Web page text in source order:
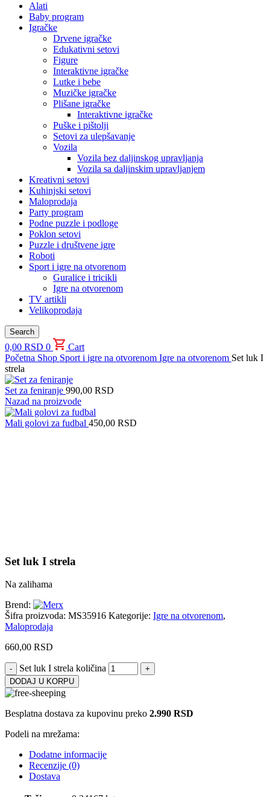
Alati
Baby program
Igračke
Drvene igračke
Edukativni setovi
Figure
Interaktivne igračke
Lutke i bebe
Muzičke igračke
Plišane igračke
Interaktivne igračke
Puške i pištolji
Setovi za ulepšavanje
Vozila
Vozila bez daljinskog upravljanja
Vozila sa daljinskim upravljanjem
Kreativni setovi
Kuhinjski setovi
Maloprodaja
Party program
Podne puzzle i podloge
Poklon setovi
Puzzle i društvene igre
Roboti
Sport i igre na otvorenom
Guralice i tricikli
Igre na otvorenom
TV artikli
Velikoprodaja
Search
0,00 RSD 0
Cart
Početna Shop Sport i igre na otvorenom Igre na otvorenom Set luk I
strela
Set za feniranje 990,00 RSD
Nazad na proizvode
Mali golovi za fudbal 450,00 RSD
Set luk I strela
Na zalihama
Brend:
Šifra proizvoda: MS35916 Kategorije: Igre na otvorenom,
Maloprodaja
660,00 RSD
Set luk I strela količina
DODAJ U KORPU
Besplatna dostava za kupovinu preko 2.990 RSD
Podeli na mrežama:
Dodatne informacije
Recenzije (0)
Dostava